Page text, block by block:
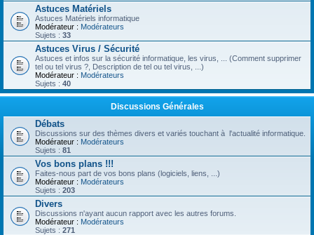
Astuces Matériels
Astuces Matériels informatique
Modérateur : Modérateurs
Sujets : 33
Astuces Virus / Sécurité
Astuces et infos sur la sécurité informatique, les virus, ... (Comment supprimer
tel ou tel virus ?, Description de tel ou tel virus, ...)
Modérateur : Modérateurs
Sujets : 40
Discussions Générales
Débats
Discussions sur des thèmes divers et variés touchant à l'actualité informatique.
Modérateur : Modérateurs
Sujets : 81
Vos bons plans !!!
Faites-nous part de vos bons plans (logiciels, liens, ...)
Modérateur : Modérateurs
Sujets : 203
Divers
Discussions n'ayant aucun rapport avec les autres forums.
Modérateur : Modérateurs
Sujets : 271